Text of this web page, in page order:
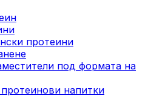
протеини
под формата на
напитки